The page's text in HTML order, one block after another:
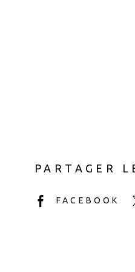
PARTAGER
FACEBOOK